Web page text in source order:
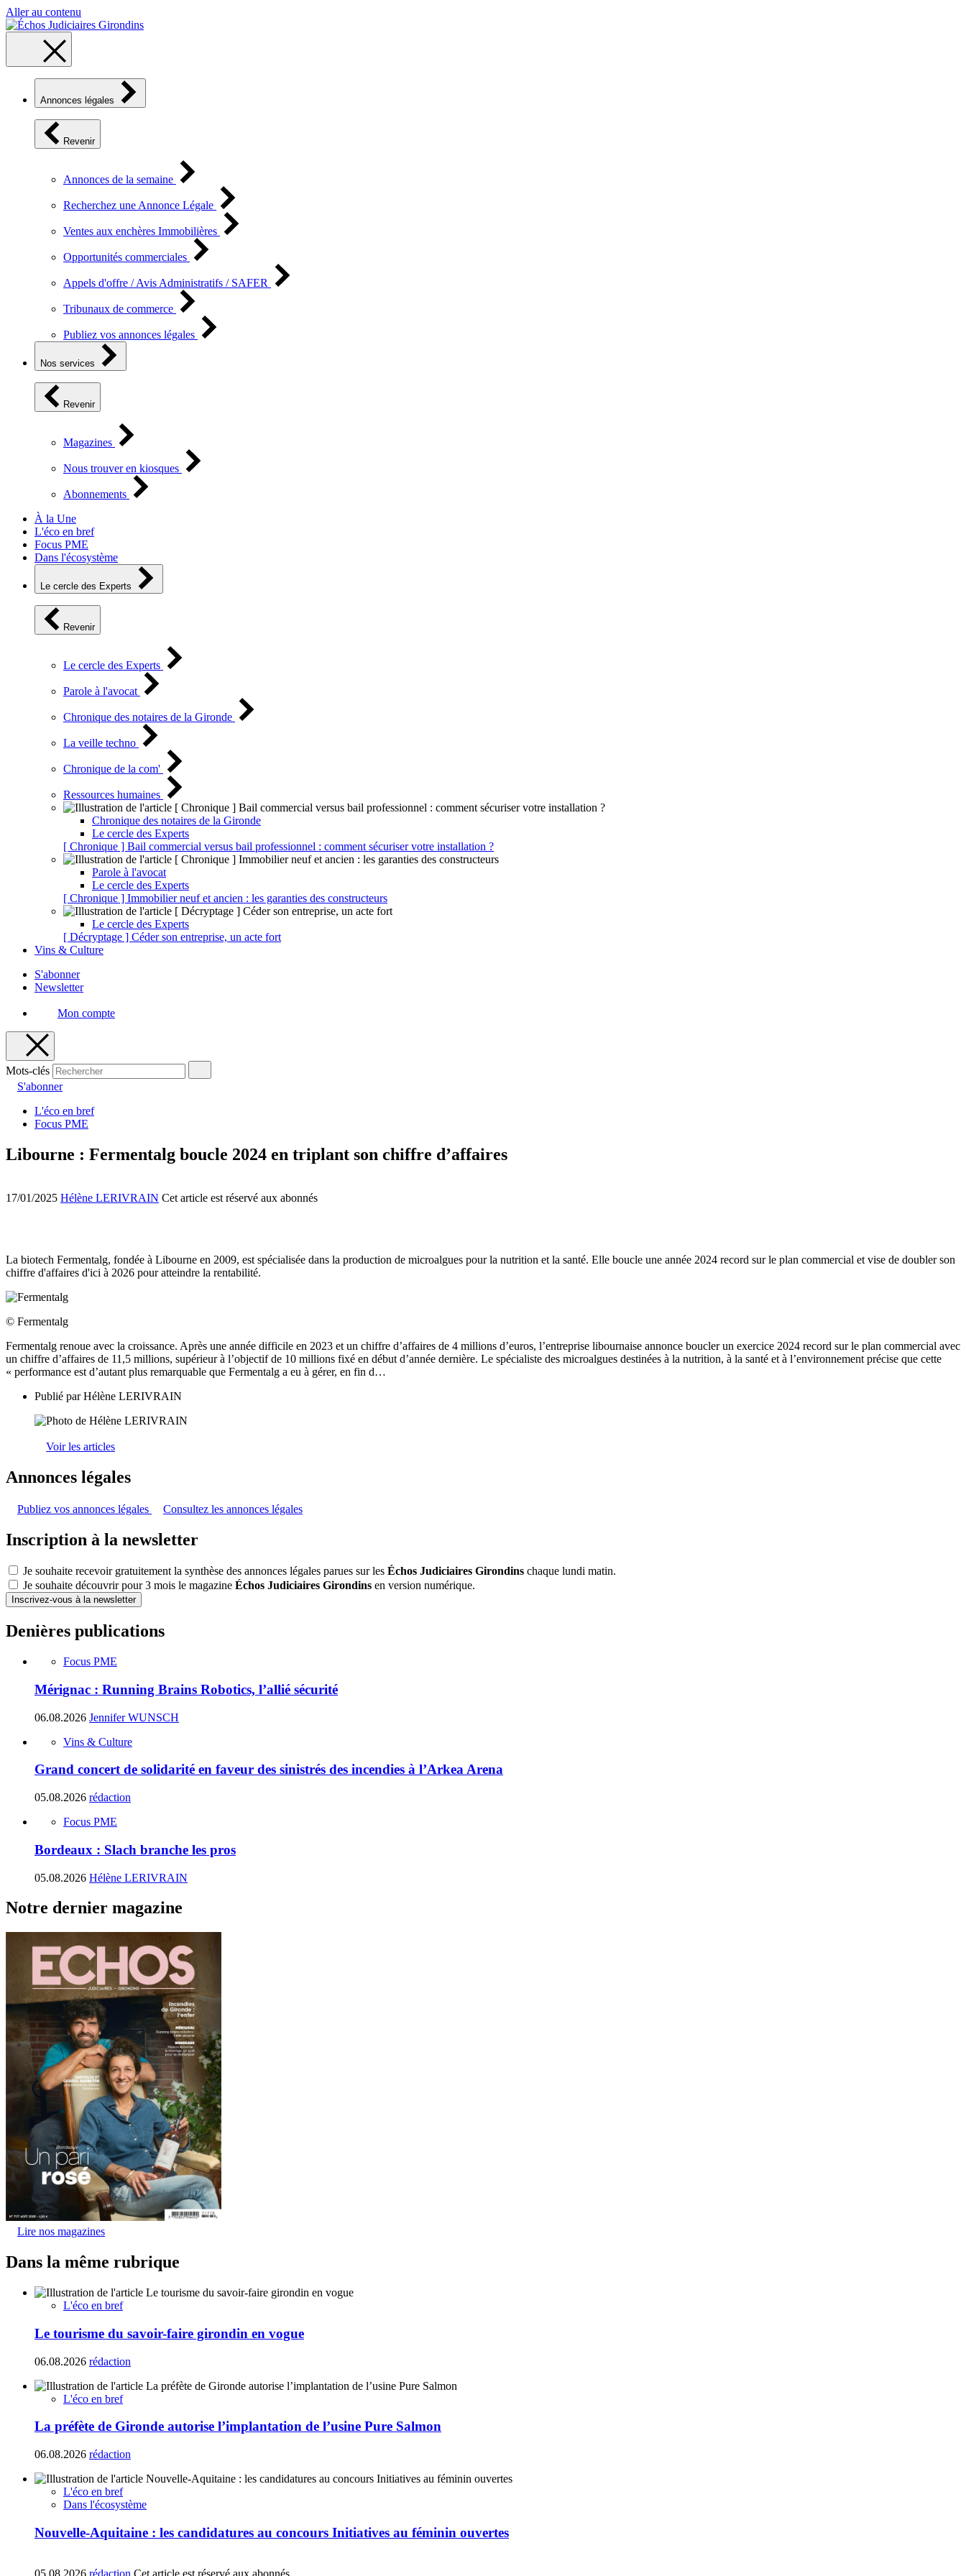
Aller au contenu
Annonces légales
Revenir
Annonces de la semaine
Recherchez une Annonce Légale
Ventes aux enchères Immobilières
Opportunités commerciales
Appels d'offre / Avis Administratifs / SAFER
Tribunaux de commerce
Publiez vos annonces légales
Nos services
Revenir
Magazines
Nous trouver en kiosques
Abonnements
À la Une
L'éco en bref
Focus PME
Dans l'écosystème
Le cercle des Experts
Revenir
Le cercle des Experts
Parole à l'avocat
Chronique des notaires de la Gironde
La veille techno
Chronique de la com'
Ressources humaines
Chronique des notaires de la Gironde
Le cercle des Experts
[ Chronique ] Bail commercial versus bail professionnel : comment sécuriser votre installation ?
Parole à l'avocat
Le cercle des Experts
[ Chronique ] Immobilier neuf et ancien : les garanties des constructeurs
Le cercle des Experts
[ Décryptage ] Céder son entreprise, un acte fort
Vins & Culture
S'abonner
Newsletter
Mon compte
Mots-clés
S'abonner
L'éco en bref
Focus PME
Libourne : Fermentalg boucle 2024 en triplant son chiffre d’affaires
17/01/2025 Hélène LERIVRAIN Cet article est réservé aux abonnés
La biotech Fermentalg, fondée à Libourne en 2009, est spécialisée dans la production de microalgues pour la nutrition et la santé. Elle boucle une année 2024 record sur le plan commercial et vise de doubler son
chiffre d'affaires d'ici à 2026 pour atteindre la rentabilité.
© Fermentalg
Fermentalg renoue avec la croissance. Après une année difficile en 2023 et un chiffre d’affaires de 4 millions d’euros, l’entreprise libournaise annonce boucler un exercice 2024 record sur le plan commercial avec
un chiffre d’affaires de 11,5 millions, supérieur à l’objectif de 10 millions fixé en début d’année dernière. Le spécialiste des microalgues destinées à la nutrition, à la santé et à l’environnement précise que cette
« performance est d’autant plus remarquable que Fermentalg a eu à gérer, en fin d…
Publié parHélène LERIVRAIN
Voir les articles
Annonces légales
Publiez vos annonces légales Consultez les annonces légales
Inscription à la newsletter
Je souhaite recevoir gratuitement la synthèse des annonces légales parues sur les Échos Judiciaires Girondins chaque lundi matin.
Je souhaite découvrir pour 3 mois le magazine Échos Judiciaires Girondins en version numérique.
Inscrivez-vous à la newsletter
Denières publications
Focus PME
Mérignac : Running Brains Robotics, l’allié sécurité
06.08.2026 Jennifer WUNSCH
Vins & Culture
Grand concert de solidarité en faveur des sinistrés des incendies à l’Arkea Arena
05.08.2026 rédaction
Focus PME
Bordeaux : Slach branche les pros
05.08.2026 Hélène LERIVRAIN
Notre dernier magazine
Lire nos magazines
Dans la même rubrique
L'éco en bref
Le tourisme du savoir-faire girondin en vogue
06.08.2026 rédaction
L'éco en bref
La préfète de Gironde autorise l’implantation de l’usine Pure Salmon
06.08.2026 rédaction
L'éco en bref
Dans l'écosystème
Nouvelle-Aquitaine : les candidatures au concours Initiatives au féminin ouvertes
05.08.2026 rédaction Cet article est réservé aux abonnés